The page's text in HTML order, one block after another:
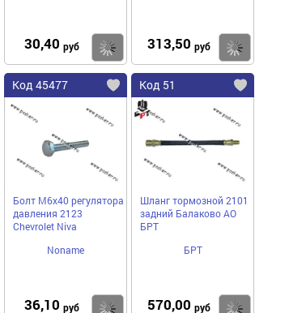
30,40 руб Купить
313,50 руб
Код 45477
Болт М6х40 регулятора
давления 2123
Chevrolet Niva
Noname
36,10 руб Купить
Код 51
Шланг тормозной 2101
задний Балаково АО
БРТ
БРТ
570,00 руб